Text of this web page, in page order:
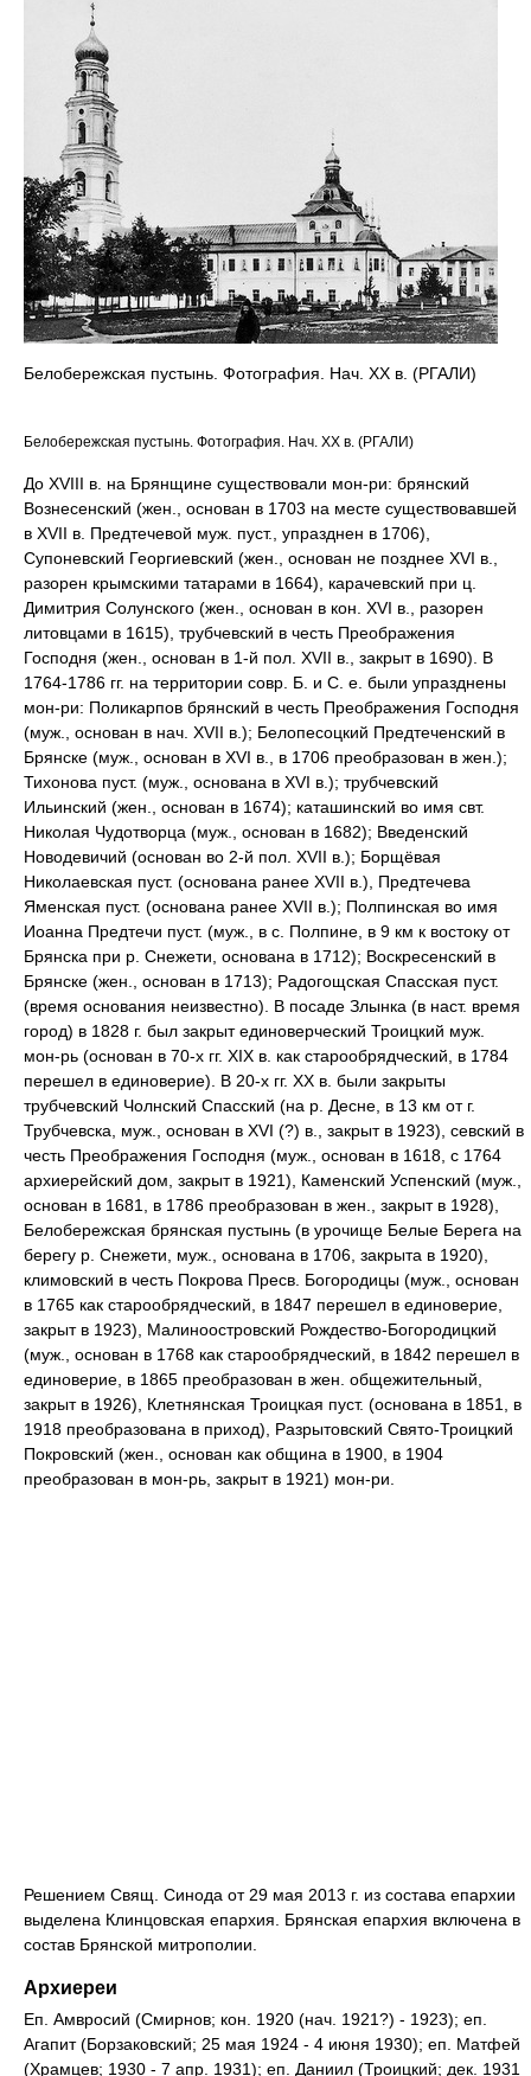
Белобережская пустынь. Фотография. Нач. ХХ в. (РГАЛИ)
Белобережская пустынь. Фотография. Нач. ХХ в. (РГАЛИ)
До XVIII в. на Брянщине существовали мон-ри: брянский
Вознесенский (жен., основан в 1703 на месте существовавшей
в XVII в. Предтечевой муж. пуст., упразднен в 1706),
Супоневский Георгиевский (жен., основан не позднее XVI в.,
разорен крымскими татарами в 1664), карачевский при ц.
Димитрия Солунского (жен., основан в кон. XVI в., разорен
литовцами в 1615), трубчевский в честь Преображения
Господня (жен., основан в 1-й пол. XVII в., закрыт в 1690). В
1764-1786 гг. на территории совр. Б. и С. е. были упразднены
мон-ри: Поликарпов брянский в честь Преображения Господня
(муж., основан в нач. XVII в.); Белопесоцкий Предтеченский в
Брянске (муж., основан в XVI в., в 1706 преобразован в жен.);
Тихонова пуст. (муж., основана в XVI в.); трубчевский
Ильинский (жен., основан в 1674); каташинский во имя свт.
Николая Чудотворца (муж., основан в 1682); Введенский
Новодевичий (основан во 2-й пол. XVII в.); Борщёвая
Николаевская пуст. (основана ранее XVII в.), Предтечева
Яменская пуст. (основана ранее XVII в.); Полпинская во имя
Иоанна Предтечи пуст. (муж., в с. Полпине, в 9 км к востоку от
Брянска при р. Снежети, основана в 1712); Воскресенский в
Брянске (жен., основан в 1713); Радогощская Спасская пуст.
(время основания неизвестно). В посаде Злынка (в наст. время
город) в 1828 г. был закрыт единоверческий Троицкий муж.
мон-рь (основан в 70-х гг. XIX в. как старообрядческий, в 1784
перешел в единоверие). В 20-х гг. XX в. были закрыты
трубчевский Чолнский Спасский (на р. Десне, в 13 км от г.
Трубчевска, муж., основан в XVI (?) в., закрыт в 1923), севский в
честь Преображения Господня (муж., основан в 1618, с 1764
архиерейский дом, закрыт в 1921), Каменский Успенский (муж.,
основан в 1681, в 1786 преобразован в жен., закрыт в 1928),
Белобережская брянская пустынь (в урочище Белые Берега на
берегу р. Снежети, муж., основана в 1706, закрыта в 1920),
климовский в честь Покрова Пресв. Богородицы (муж., основан
в 1765 как старообрядческий, в 1847 перешел в единоверие,
закрыт в 1923), Малиноостровский Рождество-Богородицкий
(муж., основан в 1768 как старообрядческий, в 1842 перешел в
единоверие, в 1865 преобразован в жен. общежительный,
закрыт в 1926), Клетнянская Троицкая пуст. (основана в 1851, в
1918 преобразована в приход), Разрытовский Свято-Троицкий
Покровский (жен., основан как община в 1900, в 1904
преобразован в мон-рь, закрыт в 1921) мон-ри.
Решением Свящ. Синода от 29 мая 2013 г. из состава епархии
выделена Клинцовская епархия. Брянская епархия включена в
состав Брянской митрополии.
Архиереи
Еп. Амвросий (Смирнов; кон. 1920 (нач. 1921?) - 1923); еп.
Агапит (Борзаковский; 25 мая 1924 - 4 июня 1930); еп. Матфей
(Храмцев; 1930 - 7 апр. 1931); еп. Даниил (Троицкий; дек. 1931